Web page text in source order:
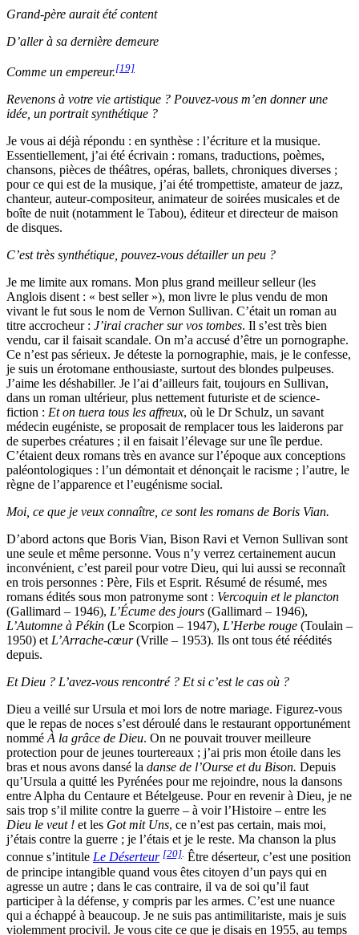
Grand-père aurait été content
D’aller à sa dernière demeure
Comme un empereur.[19]
Revenons à votre vie artistique ? Pouvez-vous m’en donner une
idée, un portrait synthétique ?
Je vous ai déjà répondu : en synthèse : l’écriture et la musique.
Essentiellement, j’ai été écrivain : romans, traductions, poèmes,
chansons, pièces de théâtres, opéras, ballets, chroniques diverses ;
pour ce qui est de la musique, j’ai été trompettiste, amateur de jazz,
chanteur, auteur-compositeur, animateur de soirées musicales et de
boîte de nuit (notamment le Tabou), éditeur et directeur de maison
de disques.
C’est très synthétique, pouvez-vous détailler un peu ?
Je me limite aux romans. Mon plus grand meilleur selleur (les
Anglois disent : « best seller »), mon livre le plus vendu de mon
vivant le fut sous le nom de Vernon Sullivan. C’était un roman au
titre accrocheur : J’irai cracher sur vos tombes. Il s’est très bien
vendu, car il faisait scandale. On m’a accusé d’être un pornographe.
Ce n’est pas sérieux. Je déteste la pornographie, mais, je le confesse,
je suis un érotomane enthousiaste, surtout des blondes pulpeuses.
J’aime les déshabiller. Je l’ai d’ailleurs fait, toujours en Sullivan,
dans un roman ultérieur, plus nettement futuriste et de science-
fiction : Et on tuera tous les affreux, où le Dr Schulz, un savant
médecin eugéniste, se proposait de remplacer tous les laiderons par
de superbes créatures ; il en faisait l’élevage sur une île perdue.
C’étaient deux romans très en avance sur l’époque aux conceptions
paléontologiques : l’un démontait et dénonçait le racisme ; l’autre, le
règne de l’apparence et l’eugénisme social.
Moi, ce que je veux connaître, ce sont les romans de Boris Vian.
D’abord actons que Boris Vian, Bison Ravi et Vernon Sullivan sont
une seule et même personne. Vous n’y verrez certainement aucun
inconvénient, c’est pareil pour votre Dieu, qui lui aussi se reconnaît
en trois personnes : Père, Fils et Esprit. Résumé de résumé, mes
romans édités sous mon patronyme sont : Vercoquin et le plancton
(Gallimard – 1946), L’Écume des jours (Gallimard – 1946),
L’Automne à Pékin (Le Scorpion – 1947), L’Herbe rouge (Toulain –
1950) etL’Arrache-cœur(Vrille – 1953). Ils ont tous été réédités
depuis.
Et Dieu ? L’avez-vous rencontré ? Et si c’est le cas où ?
Dieu a veillé sur Ursula et moi lors de notre mariage. Figurez-vous
que le repas de noces s’est déroulé dans le restaurant opportunément
nomméÀ la grâce de Dieu. On ne pouvait trouver meilleure
protection pour de jeunes tourtereaux ; j’ai pris mon étoile dans les
bras et nous avons dansé la danse de l’Ourse et du Bison. Depuis
qu’Ursula a quitté les Pyrénées pour me rejoindre, nous la dansons
entre Alpha du Centaure et Bételgeuse. Pour en revenir à Dieu, je ne
sais trop s’il milite contre la guerre – à voir l’Histoire – entre les
Dieu le veut ! et les Got mit Uns, ce n’est pas certain, mais moi,
j’étais contre la guerre ; je l’étais et je le reste. Ma chanson la plus
connue s’intitule Le Déserteur [20] Être déserteur, c’est une position
de principe intangible quand vous êtes citoyen d’un pays qui en
agresse un autre ; dans le cas contraire, il va de soi qu’il faut
participer à la défense, y compris par les armes. C’est une nuance
qui a échappé à beaucoup. Je ne suis pas antimilitariste, mais je suis
violemment procivil. Je vous cite ce que je disais en 1955, au temps